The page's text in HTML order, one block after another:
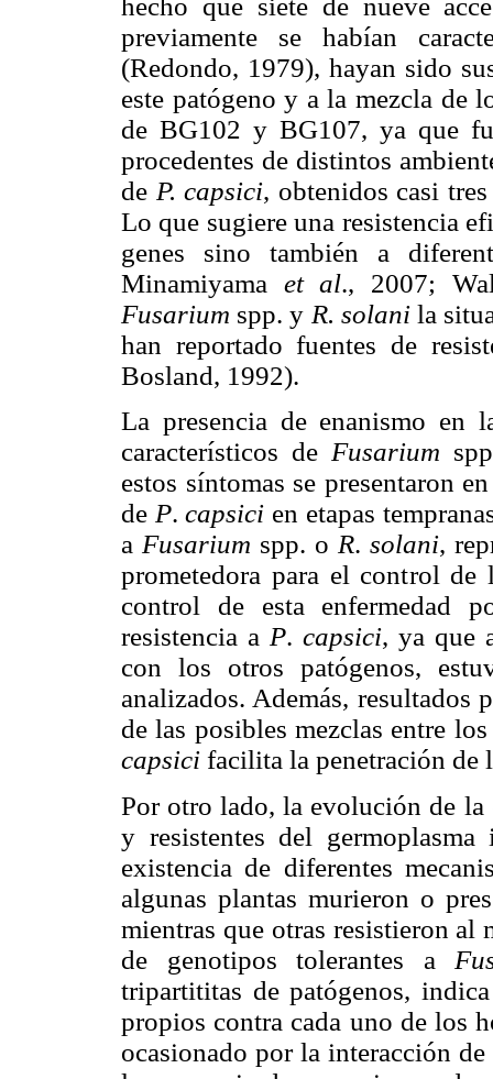
hecho que siete de nueve
previamente se habían
(Redondo, 1979), hayan sido
este patógeno y a la mezcla de
de BG102 y BG107, ya que
procedentes de distintos
de P. capsici, obtenidos casi
Lo que sugiere una resistencia
genes sino también a
Minamiyama et al., 2007;
Fusarium spp. y R. solanila
han reportado fuentes de
Bosland, 1992).
La presencia de enanismo en
característicos deFusarium
estos síntomas se presentaron
de P.capsici en etapas
a Fusarium spp. o R. solani,
prometedora para el control
control de esta enfermedad
resistencia a P. capsici, ya que
con los otros patógenos,
analizados. Además,
de las posibles mezclas entre
capsici facilita la penetración de
Por otro lado, la evolución de la
y resistentes del
existencia de diferentes
algunas plantas murieron o
mientras que otras resistieron al
de genotipos tolerantes a
tripartititas de patógenos,
propios contra cada uno de los
ocasionado por la interacción